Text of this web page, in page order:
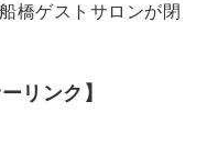
橋ゲストサロンが閉
リンク】